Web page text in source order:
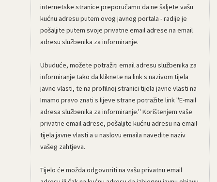
internetske stranice preporučamo da ne šaljete vašu
kućnu adresu putem ovog javnog portala - radije je
pošaljite putem svoje privatne email adrese na email
adresu službenika za informiranje.
Ubuduće, možete potražiti email adresu službenika za
informiranje tako da kliknete na link s nazivom tijela
javne vlasti, te na profilnoj stranici tijela javne vlasti na
Imamo pravo znati s lijeve strane potražite link "E-mail
adresa službenika za informiranje." Korištenjem vaše
privatne email adrese, pošaljite kućnu adresu na email
tijela javne vlasti a u naslovu emaila navedite naziv
vašeg zahtjeva.
Tijelo će možda odgovoriti na vašu privatnu email